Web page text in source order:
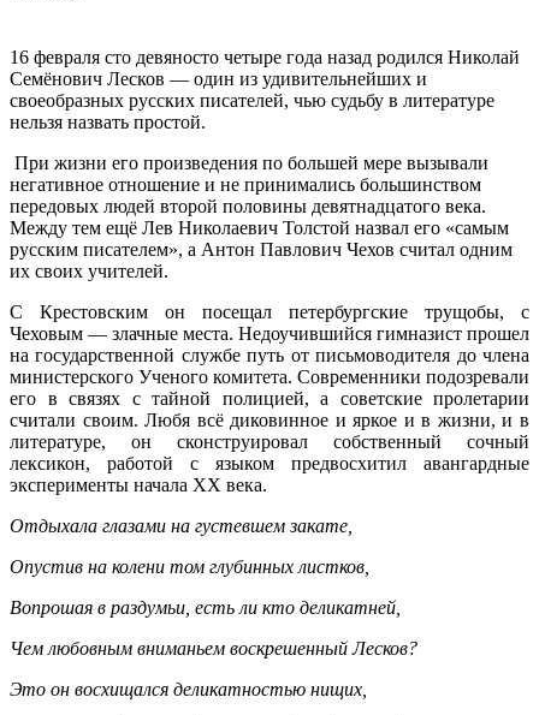
16 февраля сто девяносто четыре года назад родился Николай
Семёнович Лесков — один из удивительнейших и
своеобразных русских писателей, чью судьбу в литературе
нельзя назвать простой.
При жизни его произведения по большей мере вызывали
негативное отношение и не принимались большинством
передовых людей второй половины девятнадцатого века.
Между тем ещё Лев Николаевич Толстой назвал его «самым
русским писателем», а Антон Павлович Чехов считал одним
их своих учителей.
С Крестовским он посещал петербургские трущобы, с
Чеховым — злачные места. Недоучившийся гимназист прошел
на государственной службе путь от письмоводителя до члена
министерского Ученого комитета. Современники подозревали
его в связях с тайной полицией, а советские пролетарии
считали своим. Любя всё диковинное и яркое и в жизни, и в
литературе, он сконструировал собственный сочный
лексикон, работой с языком предвосхитил авангардные
эксперименты начала ХХ века.
Отдыхала глазами на густевшем закате,
Опустив на колени том глубинных листков,
Вопрошая в раздумьи, есть ли кто деликатней,
Чем любовным вниманьем воскрешенный Лесков?
Это он восхищался деликатностью нищих,